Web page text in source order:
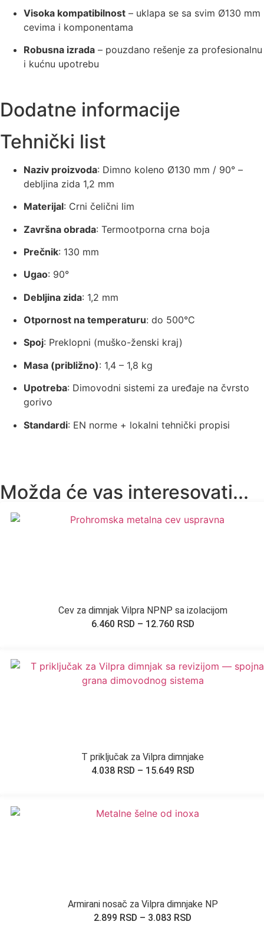
Visoka kompatibilnost – uklapa se sa svim Ø130 mm
cevima i komponentama
Robusna izrada – pouzdano rešenje za profesionalnu
i kućnu upotrebu
Dodatne informacije
Tehnički list
Naziv proizvoda: Dimno koleno Ø130 mm / 90° –
debljina zida 1,2 mm
Materijal: Crni čelični lim
Završna obrada: Termootporna crna boja
Prečnik: 130 mm
Ugao: 90°
Debljina zida: 1,2 mm
Otpornost na temperaturu: do 500°C
Spoj: Preklopni (muško-ženski kraj)
Masa (približno): 1,4 – 1,8 kg
Upotreba: Dimovodni sistemi za uređaje na čvrsto
gorivo
Standardi: EN norme + lokalni tehnički propisi
Možda će vas interesovati...
Cev za dimnjak Vilpra NPNP sa izolacijom
6.460 RSD – 12.760 RSD
T priključak za Vilpra dimnjake
4.038 RSD – 15.649 RSD
Armirani nosač za Vilpra dimnjake NP
2.899 RSD – 3.083 RSD